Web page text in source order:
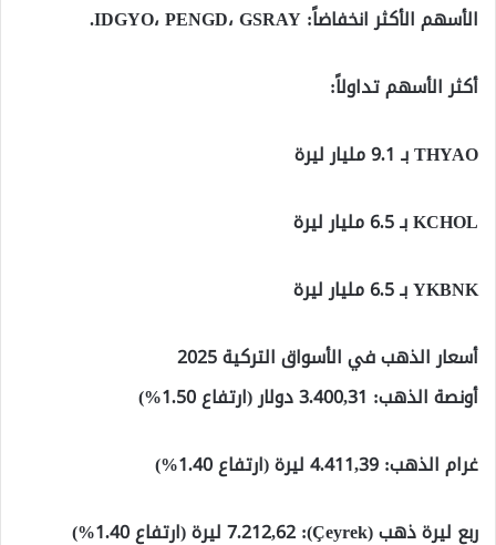
الأسهم الأكثر انخفاضاً:IDGYO، PENGD، GSRAY.
أكثر الأسهم تداولاً:
THYAO بـ 9.1 مليار ليرة
KCHOL بـ 6.5 مليار ليرة
YKBNK بـ 6.5 مليار ليرة
أسعار الذهب في الأسواق التركية 2025
أونصة الذهب: 3.400,31 دولار (ارتفاع 1.50%)
غرام الذهب:4.411,39 ليرة (ارتفاع 1.40%)
ربع ليرة ذهب (Çeyrek):